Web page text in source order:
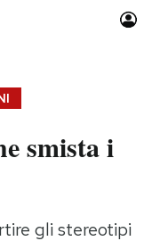
Idee
smista i
gli stereotipi